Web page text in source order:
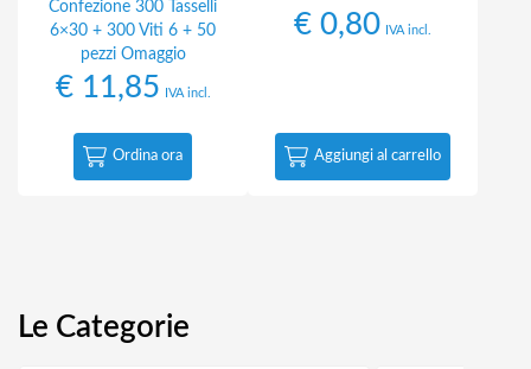
Confezione 300 Tasselli
6×30 + 300 Viti 6 + 50
pezzi Omaggio
€11,85 IVA incl.
Ordina ora
€ 0,80 IVA incl.
Aggiungi al carrello
Le Categorie